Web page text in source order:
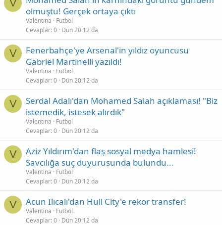
V
olmuştu! Gerçek ortaya çıktı
Valentina
Futbol
Cevaplar 0 Dün 20:12 da
V
Fenerbahçe'ye Arsenal'in yıldız oyuncusu
Gabriel Martinelli yazıldı!
Valentina
Futbol
Cevaplar 0 Dün 20:12 da
V
Serdal Adalı'dan Mohamed Salah açıklaması! "Biz
istemedik, istesek alırdık"
Valentina
Futbol
Cevaplar 0 Dün 20:12 da
V
Aziz Yıldırım'dan flaş sosyal medya hamlesi!
Savcılığa suç duyurusunda bulundu...
Valentina
Futbol
Cevaplar 0 Dün 20:12 da
V Acun Ilıcalı'dan Hull City'e rekor transfer!
Valentina
Futbol
Cevaplar 0 Dün 20:12 da